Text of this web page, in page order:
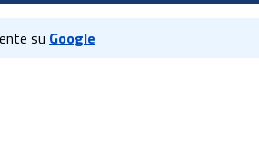
su Google